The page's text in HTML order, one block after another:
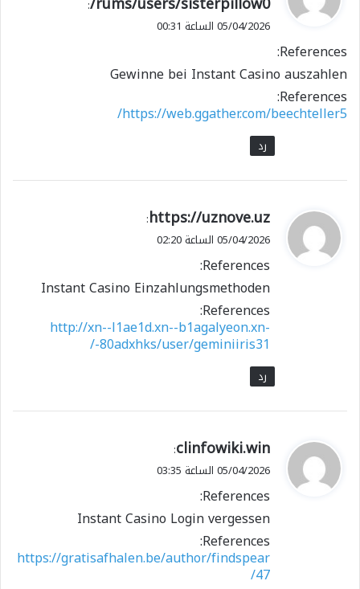
و
ل
:
05/04/2026 الساعة 00:31
References:
Gewinne bei Instant Casino auszahlen
References:
https://web.ggather.com/beechteller5/
رد
ي
ق
ل
https://uznove.uz
:
05/04/2026 الساعة 02:20
References:
Instant Casino Einzahlungsmethoden
References:
http://xn--l1ae1d.xn--b1agalyeon.xn-
-80adxhks/user/geminiiris31/
رد
ي
ق
ل
clinfowiki.win
:
05/04/2026 الساعة 03:35
References:
Instant Casino Login vergessen
References:
https://gratisafhalen.be/author/findspear
47/